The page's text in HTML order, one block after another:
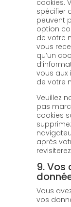
cookies.
spécifier
peuvent
option
de votre
vous
qu’un
vous aux
de votre
Veuillez
pas
cookies
après
9. Vos
Vous
vos